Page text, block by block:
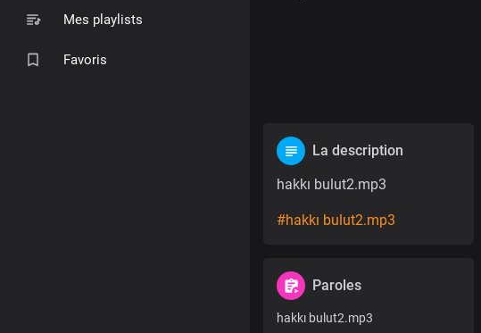
Mes playlists
Favoris
La description
hakkı bulut2.mp3
#hakkı bulut2.mp3
Paroles
hakkı bulut2.mp3